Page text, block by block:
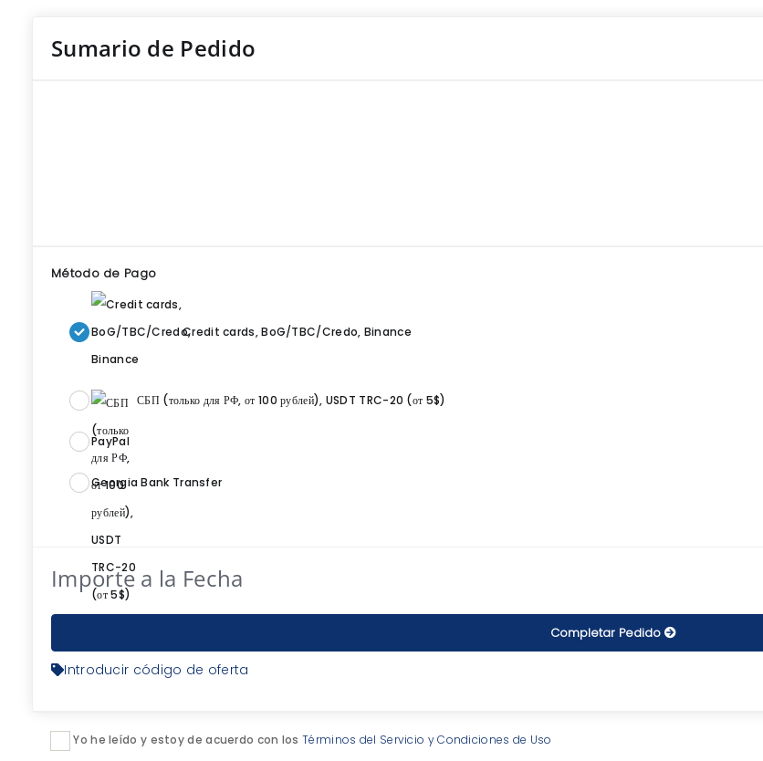
Sumario de Pedido
Método de Pago
Credit cards, BoG/TBC/Credo, Binance
СБП (только для РФ, от 100 рублей), USDT TRC-20 (от 5$)
PayPal
Georgia Bank Transfer
Importe a la Fecha
Completar Pedido
Introducir código de oferta
Yo he leído y estoy de acuerdo con los Términos del Servicio y Condiciones de Uso